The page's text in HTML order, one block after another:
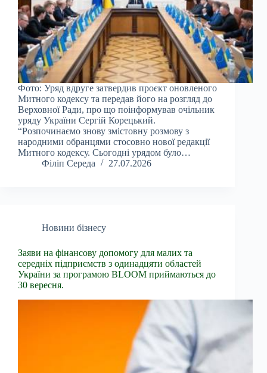
Фото: Уряд вдруге затвердив проєкт оновленого
Митного кодексу та передав його на розгляд до
Верховної Ради, про що поінформував очільник
уряду України Сергій Корецький.
“Розпочинаємо знову змістовну розмову з
народними обранцями стосовно нової редакції
Митного кодексу. Сьогодні урядом було…
Філіп Середа
27.07.2026
Новини бізнесу
Заяви на фінансову допомогу для малих та
середніх підприємств з одинадцяти областей
України за програмою BLOOM приймаються до
30 вересня.